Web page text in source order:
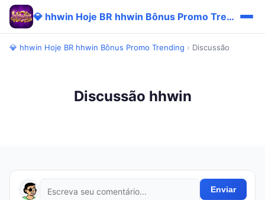
💎 hhwin Hoje BR hhwin Bônus Promo Trending
💎 hhwin Hoje BR hhwin Bônus Promo Trending › Discussão
Discussão hhwin
Enviar